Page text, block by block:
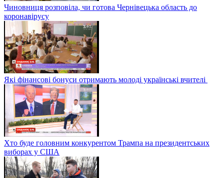
Чиновниця розповіла, чи готова Чернівецька область до
коронавірусу
Які фінансові бонуси отримають молоді українські вчителі
Хто буде головним конкурентом Трампа на президентських
виборах у США